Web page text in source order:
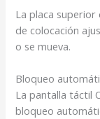
La placa
de colocación
o se mueva.
Bloqueo
La pantalla táctil
bloqueo